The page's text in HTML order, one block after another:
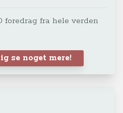
foredrag fra hele verden
se noget mere!